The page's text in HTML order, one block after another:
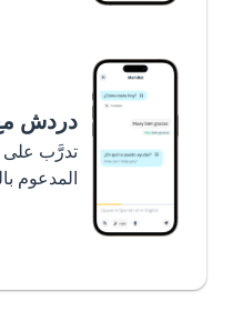
دردش
تدرَّب على
المدعوم